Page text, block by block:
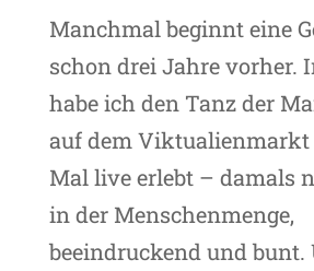
Manchmal beginnt eine
schon drei Jahre vorher.
habe ich den Tanz der
auf dem Viktualienmarkt
Mal live erlebt – damals
in der Menschenmenge,
beeindruckend und bunt.